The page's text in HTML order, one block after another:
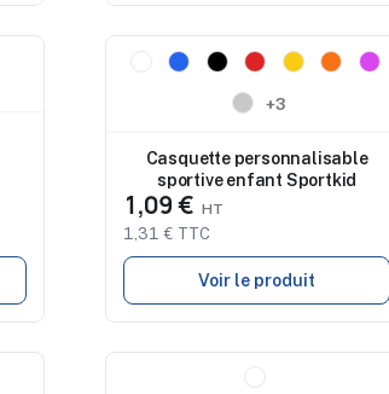
Nouveau
+3
Casquette personnalisable
sportive enfant Sportkid
1,09 €
1,31 € TTC
Voir le produit